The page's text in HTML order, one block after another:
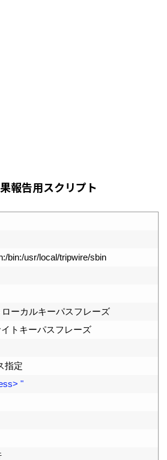
報告用スクリプト
:/bin:/usr/local/tripwire/sbin
ローカルキーパスフレーズ
トキーパスフレーズ
指定
"